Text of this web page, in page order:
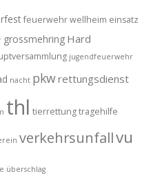
feuerwehr wellheim einsatz
grossmehring Hard
jugendfeuerwehr
nacht pkwrettungsdienst
thl tierrettungtragehilfe
verkehrsunfallvu
überschlag